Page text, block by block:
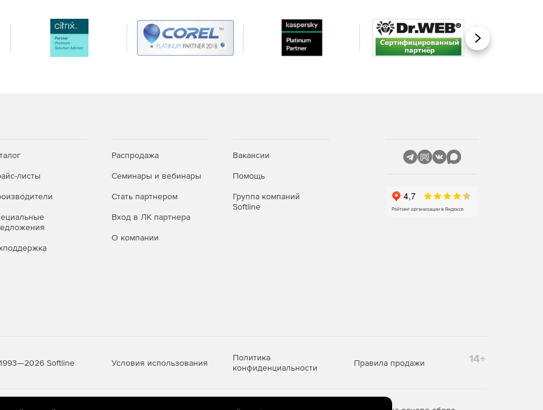
Вперед
листы
Распродажа
Семинары и вебинары
Стать партнером
Вход в ЛК партнера
О компании
Вакансии
Помощь
Группа компаний
Softline
Softline Условия использования
Политика
конфиденциальности
Правила продажи 14+